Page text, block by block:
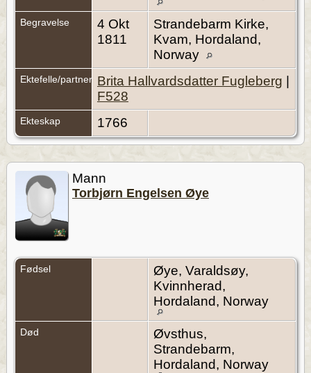
Begravelse
4 Okt
1811
Strandebarm Kirke,
Kvam, Hordaland,
Norway
Ektefelle/partner Brita Hallvardsdatter Fugleberg
F528
Ekteskap 1766
Mann
Torbjørn Engelsen Øye
Fødsel
Øye, Varaldsøy,
Kvinnherad,
Hordaland, Norway
Død
Øvsthus,
Strandebarm,
Hordaland, Norway